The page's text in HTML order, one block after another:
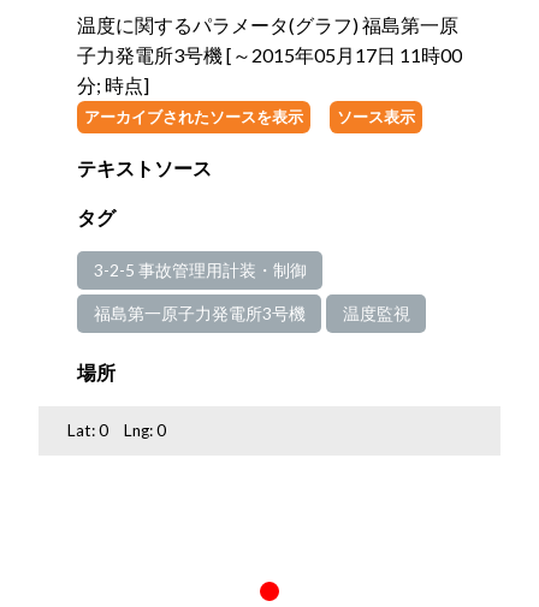
サインイン
温度に関するパラメータ(グラフ) 福島第一原
子力発電所3号機 [～2015年05月17日 11時00
分; 時点]
アーカイブされたソースを表示 ソース表示
テキストソース
タグ
3-2-5 事故管理用計装・制御
福島第一原子力発電所3号機 温度監視
場所
Lat:0 Lng:0